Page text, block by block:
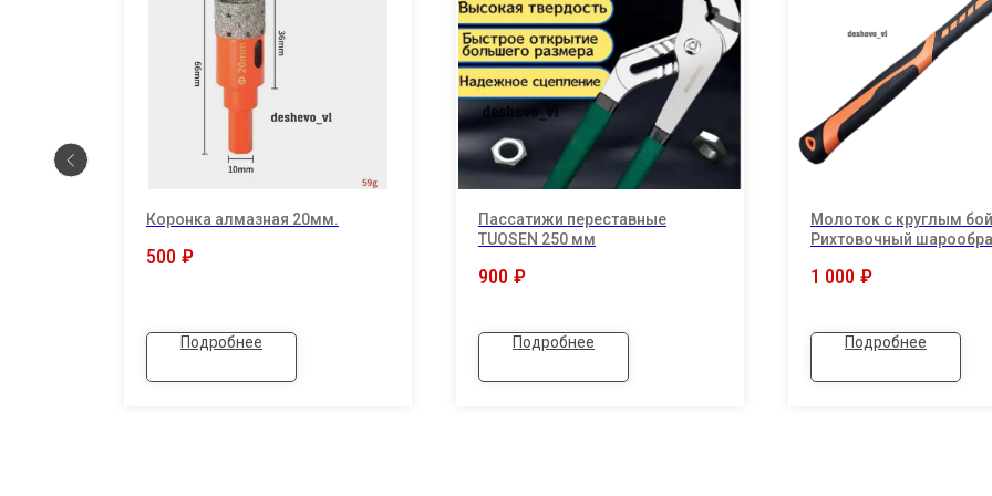
Коронка алмазная 20мм.
500 ₽
Подробнее
Пассатижи переставные
TUOSEN 250 мм
900 ₽
Подробнее
Молоток с круглым
Рихтовочный
1 000 ₽
Подробнее